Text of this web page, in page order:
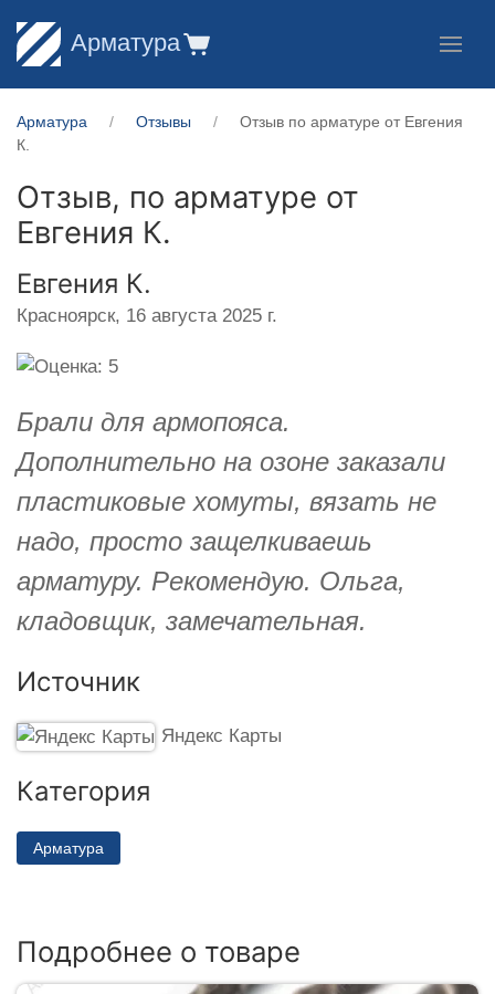
Арматура
Арматура Отзывы
Отзыв по арматуре от Евгения
К.
Отзыв, по арматуре от
Евгения К.
Евгения К.
Красноярск, 16 августа 2025 г.
Брали для армопояса.
Дополнительно на озоне заказали
пластиковые хомуты, вязать не
надо, просто защелкиваешь
арматуру. Рекомендую. Ольга,
кладовщик, замечательная.
Источник
Яндекс Карты
Категория
Арматура
Подробнее о товаре